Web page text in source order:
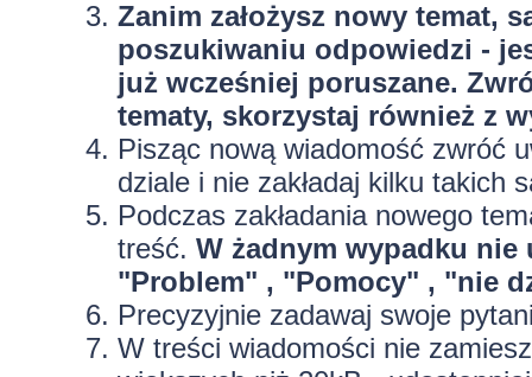
Zanim założysz nowy temat,
poszukiwaniu odpowiedzi -
już wcześniej poruszane.
tematy, skorzystaj również z
Pisząc nową wiadomość zwróć
dziale i nie zakładaj kilku takich
Podczas zakładania nowego
treść. W żadnym wypadku
"Problem" , "Pomocy" , "nie
Precyzyjniezadawaj swoje
W treści wiadomości nie